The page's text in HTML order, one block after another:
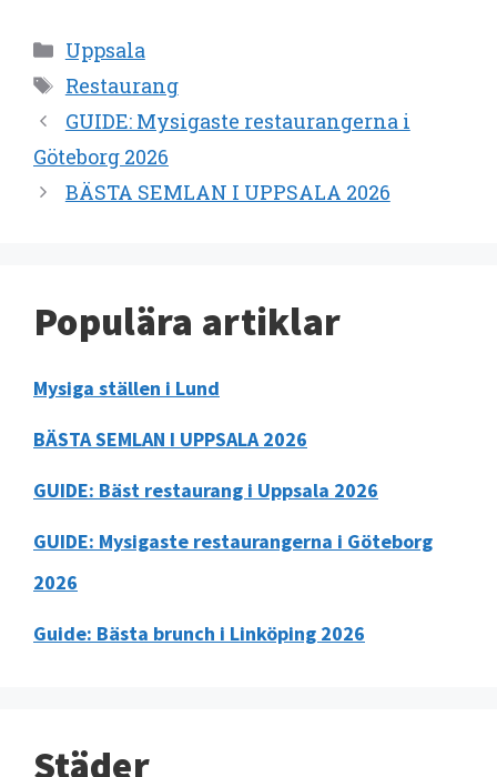
Kategorier
Uppsala
Etiketter
Restaurang
GUIDE: Mysigaste restaurangerna i
Göteborg 2026
BÄSTA SEMLAN I UPPSALA 2026
Populära artiklar
Mysiga ställen i Lund
BÄSTA SEMLAN I UPPSALA 2026
GUIDE: Bäst restaurang i Uppsala 2026
GUIDE: Mysigaste restaurangerna i Göteborg
2026
Guide: Bästa brunch i Linköping 2026
Städer